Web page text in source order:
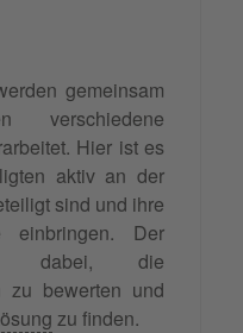
gemeinsam
verschiedene
Hier ist es
aktiv an der
sind und ihre
einbringen. Der
dabei, die
zu bewerten und
zu finden.